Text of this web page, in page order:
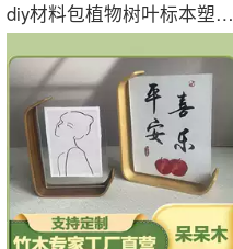
diy材料包植物树叶标本塑封
膜压花天然